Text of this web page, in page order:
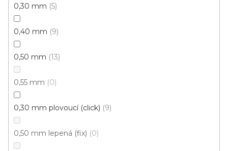
0,30 mm 5
0,40 mm 9
0,50 mm 13
0,55 mm 0
0,30 mm plovoucí (click) 9
0,50 mm lepená (fix) 0